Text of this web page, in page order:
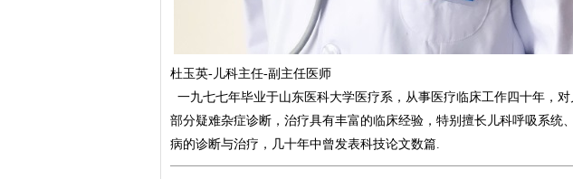
杜玉英-儿科主任-副主任医师
一九七七年毕业于山东医科大学医疗系，从事医疗临床工作四十年，
部分疑难杂症诊断，治疗具有丰富的临床经验，特别擅长儿科呼吸系统
病的诊断与治疗，几十年中曾发表科技论文数篇.